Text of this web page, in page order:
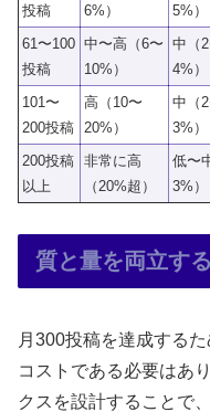
投稿
6%）
5%）
61〜100
投稿
中〜高（6〜
10%）
中（
4%）
101〜
200投稿
高（10〜
20%）
中（
3%）
200投稿
以上
非常に高
（20%超）
低〜
3%）
質と量を両立す
月300投稿を達成する
コストである必要はあ
クスを設計することで